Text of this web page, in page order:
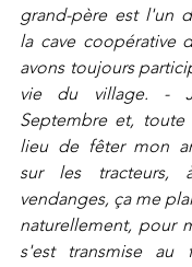
grand-père est l'un
la cave coopérative
avons toujours
vie du village. -
Septembre et, toute
lieu de fêter mon
sur les tracteurs,
vendanges, ça me
naturellement, pour
s'est transmise